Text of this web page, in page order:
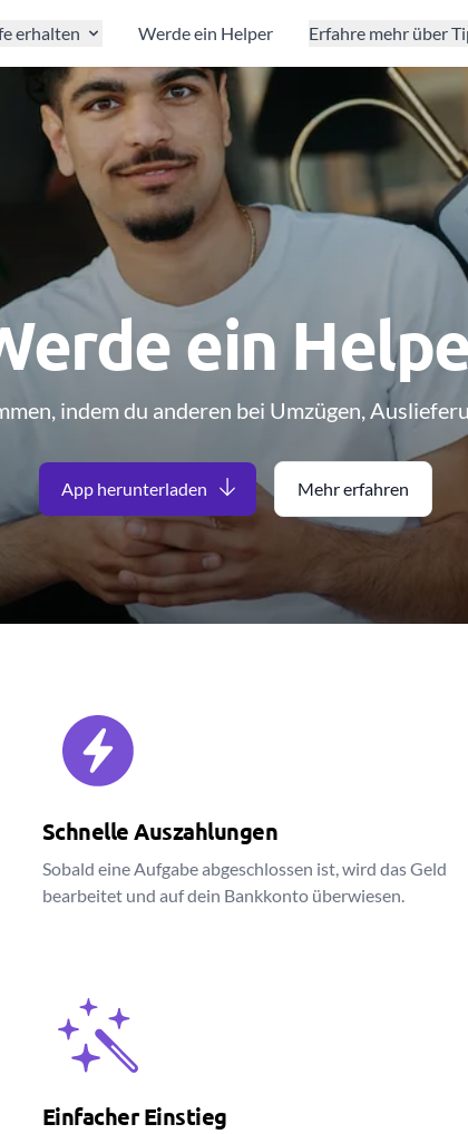
erhalten Werde ein Helper Erfahre mehr über
ein
indem du anderen bei Umzügen,
App herunterladen Mehr erfahren
Schnelle Auszahlungen
Sobald eine Aufgabe abgeschlossen ist, wird das Geld
bearbeitet und auf dein Bankkonto überwiesen.
Einfacher Einstieg